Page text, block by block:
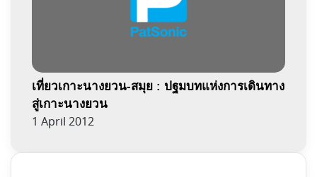
เที่ยวเกาะนางยวน-สมุย : ปฐมบทแห่งการเดินทาง
สู่เกาะนางยวน
1 April 2012